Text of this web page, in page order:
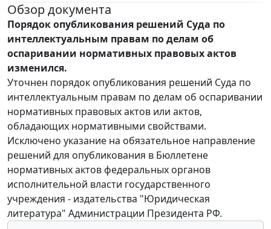
Обзор документа
Порядок опубликования решений Суда по
интеллектуальным правам по делам об
оспаривании нормативных правовых актов
изменился.
Уточнен порядок опубликования решений Суда по
интеллектуальным правам по делам об оспаривании
нормативных правовых актов или актов,
обладающих нормативными свойствами.
Исключено указание на обязательное направление
решений для опубликования в Бюллетене
нормативных актов федеральных органов
исполнительной власти государственного
учреждения - издательства "Юридическая
литература" Администрации Президента РФ.